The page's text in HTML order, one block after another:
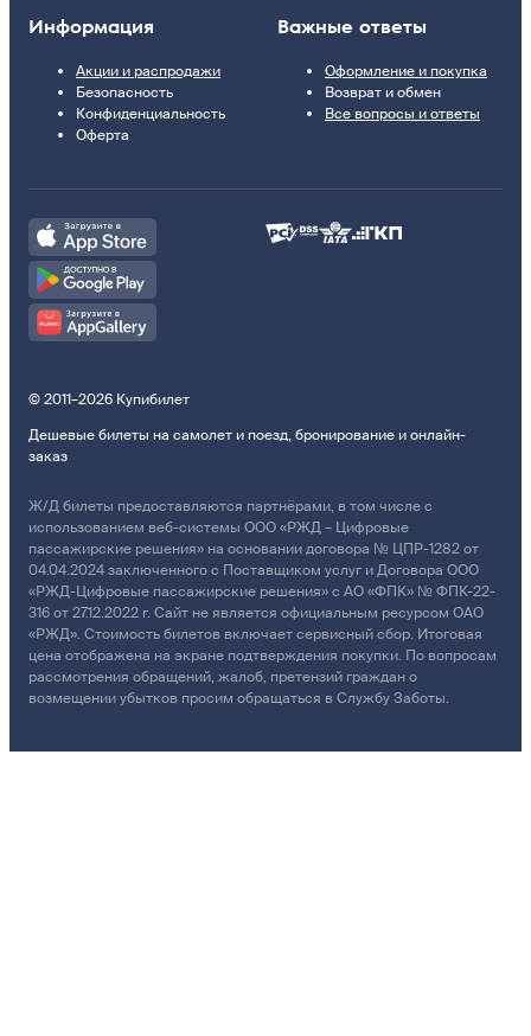
Информация
Акции и распродажи
Безопасность
Конфиденциальность
Оферта
Важные ответы
Оформление и покупка
Возврат и обмен
Все вопросы и ответы
© 2011–2026 Купибилет
Дешевые билеты на самолет и поезд, бронирование и онлайн-
заказ
Ж/Д билеты предоставляются партнёрами, в том числе с
использованием веб-системы ООО «РЖД – Цифровые
пассажирские решения» на основании договора № ЦПР-1282 от
04.04.2024 заключенного с Поставщиком услуг и Договора ООО
«РЖД-Цифровые пассажирские решения» с АО «ФПК» № ФПК-22-
316 от 27.12.2022 г. Сайт не является официальным ресурсом ОАО
«РЖД». Стоимость билетов включает сервисный сбор. Итоговая
цена отображена на экране подтверждения покупки. По вопросам
рассмотрения обращений, жалоб, претензий граждан о
возмещении убытков просим обращаться в Службу Заботы.